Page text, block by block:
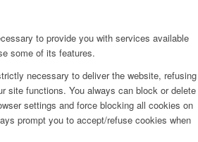
to provide you with services available
some of its features.
necessary to deliver the website, refusing
site functions. You always can block or delete
settings and force blocking all cookies on
prompt you to accept/refuse cookies when